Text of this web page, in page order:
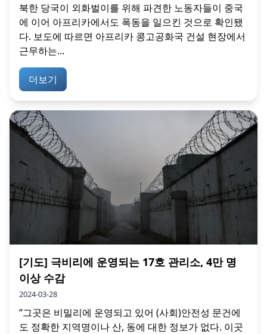
북한 당국이 외화벌이를 위해 파견한 노동자들이 중국
에 이어 아프리카에서도 폭동을 일으킨 것으로 확인됐
다. 보도에 따르면 아프리카 콩고공화국 건설 현장에서
근무하는...
더보기
[기도] 극비리에 운영되는 17호 관리소, 4만 명
이상 수감
2024-03-28
“그곳은 비밀리에 운영되고 있어 (사회)안전성 문건에
도 정확한 지역명이나 산, 동에 대한 정보가 없다. 이곳